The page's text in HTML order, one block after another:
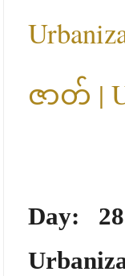
ဇာတ် |
Day: